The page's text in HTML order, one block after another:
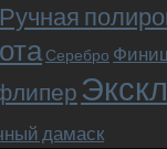
Ручная
Серебро
дамаск